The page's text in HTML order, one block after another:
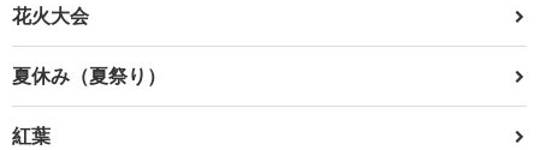
花火大会
夏休み（夏祭り）
紅葉